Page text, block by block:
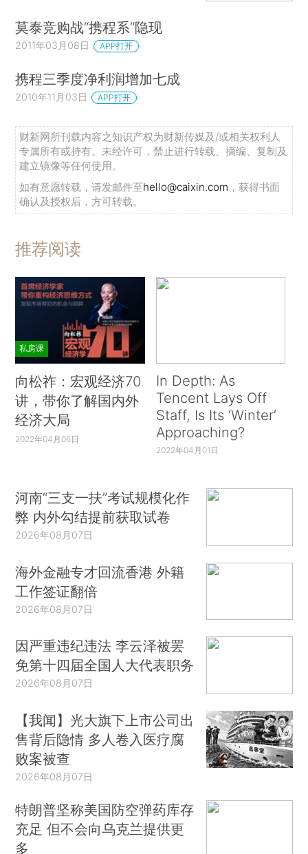
莫泰竞购战“携程系”隐现
2011年03月08日 APP打开
携程三季度净利润增加七成
2010年11月03日 APP打开
财新网所刊载内容之知识产权为财新传媒及/或相关权利人
专属所有或持有。未经许可，禁止进行转载、摘编、复制及
建立镜像等任何使用。
如有意愿转载，请发邮件至hello@caixin.com ，获得书面
确认及授权后，方可转载。
推荐阅读
私房课
向松祚：宏观经济70
讲，带你了解国内外
经济大局
2022年04月06日
In Depth: As
Tencent Lays Off
Staff, Is Its ‘Winter’
Approaching?
2022年04月01日
河南“三支一扶”考试规模化作
弊 内外勾结提前获取试卷
2026年08月07日
海外金融专才回流香港 外籍
工作签证翻倍
2026年08月07日
因严重违纪违法 李云泽被罢
免第十四届全国人大代表职务
2026年08月07日
【我闻】光大旗下上市公司出
售背后隐情 多人卷入医疗腐
败案被查
2026年08月07日
特朗普坚称美国防空弹药库存
充足 但不会向乌克兰提供更
多